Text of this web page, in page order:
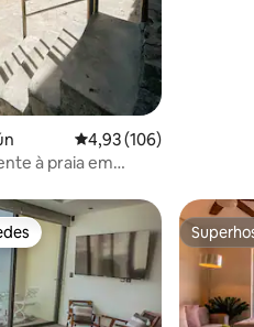
4,93 de uma avaliação
4,93 (106)
à praia em